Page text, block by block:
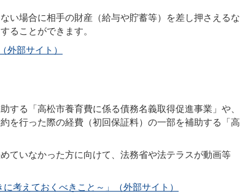
い場合に相手の財産（給与や貯蓄等）を差し押さえるな
ることができます。
外部サイト）
る「高松市養育費に係る債務名義取得促進事業」や、
を行った際の経費（初回保証料）の一部を補助する「高
ていなかった方に向けて、法務省や法テラスが動画等
考えておくべきこと～」（外部サイト）